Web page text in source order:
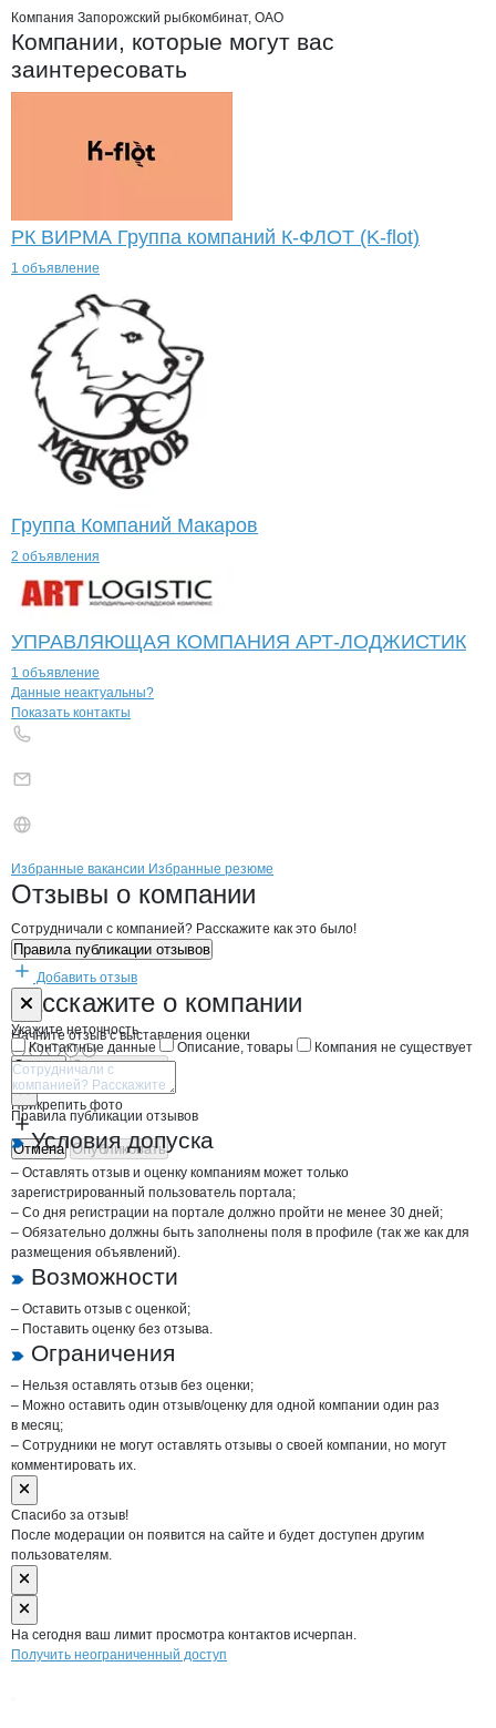
Компания Запорожский рыбкомбинат, ОАО
Компании, которые могут вас
заинтересовать
РК ВИРМА Группа компаний К-ФЛОТ (K-flot)
1 объявление
Группа Компаний Макаров
2 объявления
УПРАВЛЯЮЩАЯ КОМПАНИЯ АРТ-ЛОДЖИСТИК
1 объявление
Контактыкомпании
+7(800)000-00-..
Данные неактуальны?
Показать контакты
Брендыкомпани Запорожский
Вакансии вЗапорожский
Избранные вакансии Избранные резюме
Новости oЗапорожский
Отзывы о компании
Сотрудничали с компанией? Расскажите как это было!
Правила публикации отзывов
Добавить отзыв
Расскажите о компании
Начните отзыв с выставления оценки
Прикрепить фото
Отмена Опубликовать
Форма обратной связи о неточностях
Укажите неточность
Контактные данные
Описание, товары Компания не существует
Отмена Опубликовать
Правила публикации отзывов
Условия допуска
– Оставлять отзыв и оценку компаниям может только
зарегистрированный пользователь портала;
– Со дня регистрации на портале должно пройти не менее 30 дней;
– Обязательно должны быть заполнены поля в профиле (так же как для
размещения объявлений).
Возможности
– Оставить отзыв с оценкой;
– Поставить оценку без отзыва.
Ограничения
– Нельзя оставлять отзыв без оценки;
– Можно оставить один отзыв/оценку для одной компании один раз
в месяц;
– Сотрудники не могут оставлять отзывы о своей компании, но могут
комментировать их.
Спасибо за отзыв!
После модерации он появится на сайте и будет доступен другим
пользователям.
На сегодня ваш лимит просмотра контактов исчерпан.
Получить неограниченный доступ